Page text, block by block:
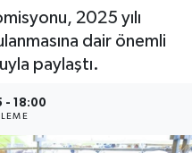
2025 yılı
dair önemli
paylaştı.
- 18:00